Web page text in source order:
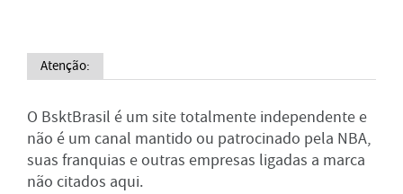
Atenção:
O BsktBrasil é um site totalmente independente e
não é um canal mantido ou patrocinado pela NBA,
suas franquias e outras empresas ligadas a marca
não citados aqui.